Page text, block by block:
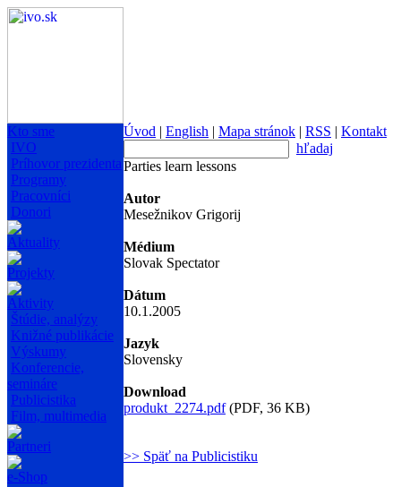
Kto sme
IVO
Príhovor prezidenta
Programy
Pracovníci
Donori
Aktuality
Projekty
Aktivity
Štúdie, analýzy
Knižné publikácie
Výskumy
Konferencie,
semináre
Publicistika
Film, multimedia
Partneri
e-Shop
Úvod | English | Mapa stránok | RSS | Kontakt
hľadaj
Parties learn lessons
Autor
Mesežnikov Grigorij
Médium
Slovak Spectator
Dátum
10.1.2005
Jazyk
Slovensky
Download
produkt_2274.pdf(PDF, 36 KB)
>> Späť na Publicistiku